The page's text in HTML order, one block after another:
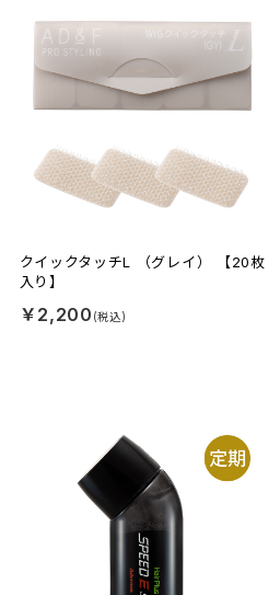
クイックタッチL （グレイ） 【20枚
入り】
￥2,200